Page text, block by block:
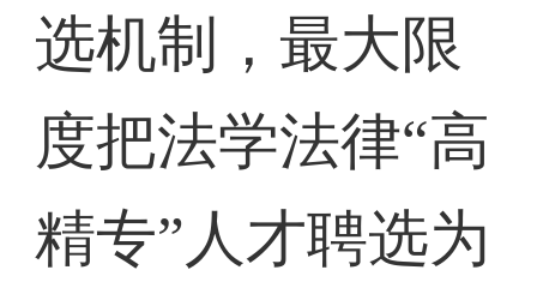
选机制，最大限
度把法学法律“高
精专”人才聘选为